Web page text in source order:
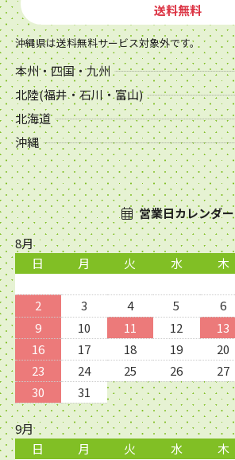
送料無料
沖縄県は送料無料サービス対象外です。
本州・四国・九州
北陸(福井・石川・富山)
北海道
沖縄
営業日カレンダー
8月
日
月 火 水 木
2
3 4 5 6
9
10 11 12 13
16
17 18 19 20
23
24 25 26 27
30
31
9月
日
月 火 水 木